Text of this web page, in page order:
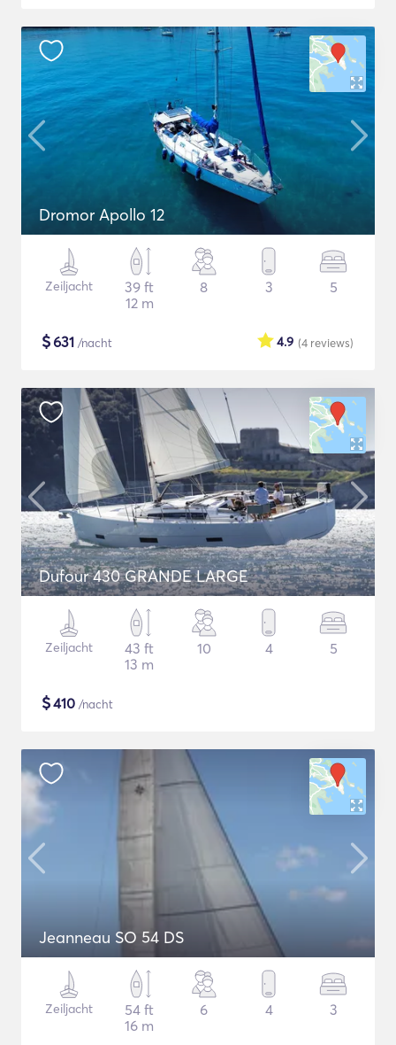
Dromor Apollo 12
Zeiljacht
39 ft
12 m
8 3 5
$631 /nacht (4 reviews)
4.9
Dufour 430 GRANDE LARGE
Zeiljacht
43 ft
13 m
10 4 5
$410 /nacht
Jeanneau SO 54 DS
Zeiljacht
54 ft
16 m
6 4 3